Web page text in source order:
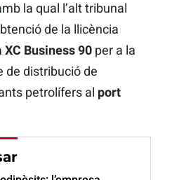
la qual l’alt tribunal
de la llicència
XC Business 90 per a la
de distribució de
petrolífers al port